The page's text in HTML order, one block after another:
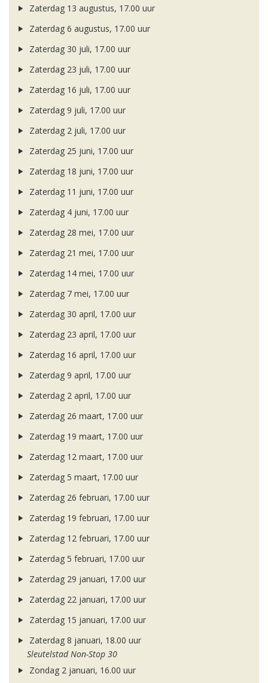
Zaterdag 13 augustus, 17.00 uur
Zaterdag 6 augustus, 17.00 uur
Zaterdag 30 juli, 17.00 uur
Zaterdag 23 juli, 17.00 uur
Zaterdag 16 juli, 17.00 uur
Zaterdag 9 juli, 17.00 uur
Zaterdag 2 juli, 17.00 uur
Zaterdag 25 juni, 17.00 uur
Zaterdag 18 juni, 17.00 uur
Zaterdag 11 juni, 17.00 uur
Zaterdag 4 juni, 17.00 uur
Zaterdag 28 mei, 17.00 uur
Zaterdag 21 mei, 17.00 uur
Zaterdag 14 mei, 17.00 uur
Zaterdag 7 mei, 17.00 uur
Zaterdag 30 april, 17.00 uur
Zaterdag 23 april, 17.00 uur
Zaterdag 16 april, 17.00 uur
Zaterdag 9 april, 17.00 uur
Zaterdag 2 april, 17.00 uur
Zaterdag 26 maart, 17.00 uur
Zaterdag 19 maart, 17.00 uur
Zaterdag 12 maart, 17.00 uur
Zaterdag 5 maart, 17.00 uur
Zaterdag 26 februari, 17.00 uur
Zaterdag 19 februari, 17.00 uur
Zaterdag 12 februari, 17.00 uur
Zaterdag 5 februari, 17.00 uur
Zaterdag 29 januari, 17.00 uur
Zaterdag 22 januari, 17.00 uur
Zaterdag 15 januari, 17.00 uur
Zaterdag 8 januari, 18.00 uur
Sleutelstad Non-Stop 30
Zondag 2 januari, 16.00 uur